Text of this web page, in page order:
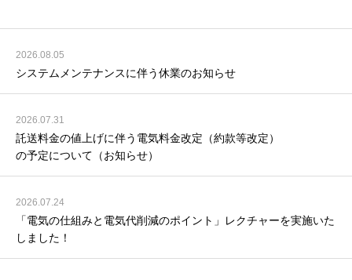
2026.08.05
システムメンテナンスに伴う休業のお知らせ
2026.07.31
託送料金の値上げに伴う電気料金改定（約款等改定）
の予定について（お知らせ）
2026.07.24
「電気の仕組みと電気代削減のポイント」レクチャーを実施いた
しました！